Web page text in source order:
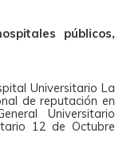
públicos,
Universitario La
de reputación en
Universitario
12 de Octubre